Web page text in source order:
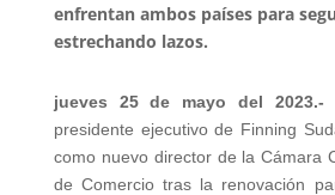
enfrentan ambos países para
estrechando lazos.
jueves 25 de mayo del 2023.-
presidente ejecutivo de Finning
como nuevo director de la Cámara
de Comercio tras la renovación